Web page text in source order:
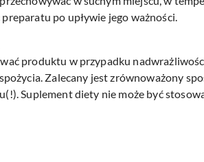
po upływie jego ważności.
produktu w przypadku
Zalecany jest zrównoważony
Suplement diety nie może być